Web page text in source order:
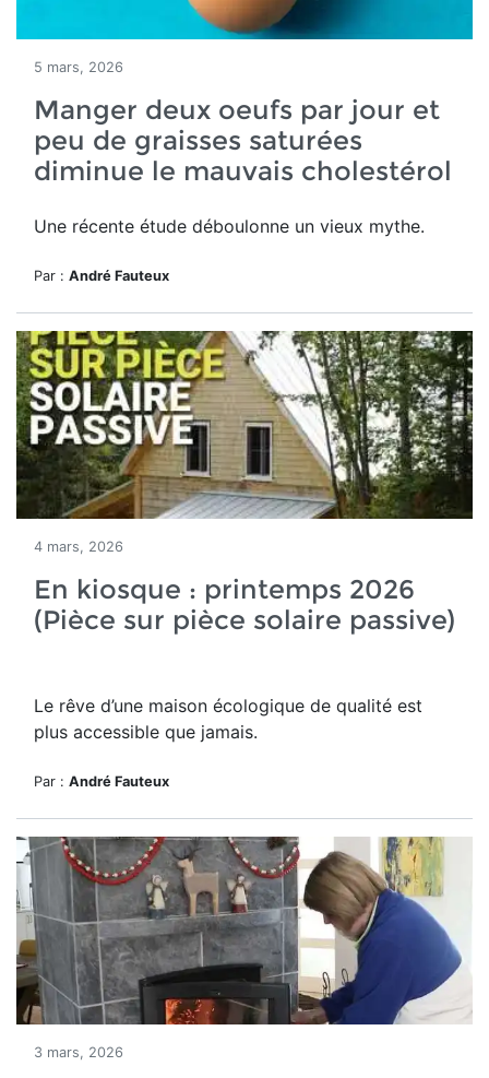
5 mars, 2026
Manger deux oeufs par jour et
peu de graisses saturées
diminue le mauvais cholestérol
Une récente étude déboulonne un vieux mythe.
Par : André Fauteux
4 mars, 2026
En kiosque : printemps 2026
(Pièce sur pièce solaire passive)
Le rêve d’une maison écologique de qualité est
plus accessible que jamais.
Par : André Fauteux
3 mars, 2026